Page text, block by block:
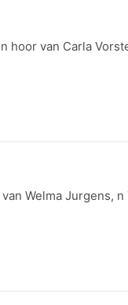
hoor van Carla
Welma Jurgens,